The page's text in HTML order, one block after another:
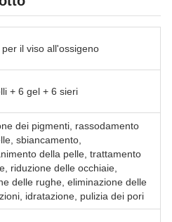
per il viso all'ossigeno
+ 6 gel + 6 sieri
dei pigmenti, rassodamento
sbiancamento,
della pelle, trattamento
riduzione delle occhiaie,
delle rughe, eliminazione delle
idratazione, pulizia dei pori